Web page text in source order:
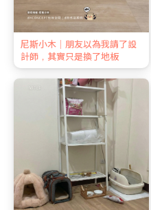
尼斯小木｜朋友以為我請了設
計師，其實只是換了地板